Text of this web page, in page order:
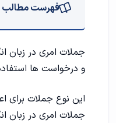
فهرست مطالب
ساختار جملات
طرز استفاده و
1. استفاده از فعل به شکل بی قاعده:
جملات امری در زبان
و درخواست ها
این نوع جملات برای
جملات امری در زبان